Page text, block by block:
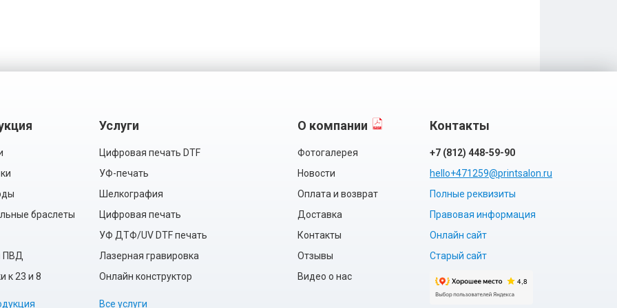
браслеты
ПВД
к 23 и 8
Услуги
Цифровая печать DTF
УФ-печать
Шелкография
Цифровая печать
УФ ДТФ/UV DTF печать
Лазерная гравировка
Онлайн конструктор
Все услуги
О компании
Фотогалерея
Новости
Оплата и возврат
Доставка
Контакты
Отзывы
Видео о нас
Контакты
+7 (812) 448-59-90
hello+471259@printsalon.ru
Полные реквизиты
Правовая информация
Онлайн сайт
Старый сайт